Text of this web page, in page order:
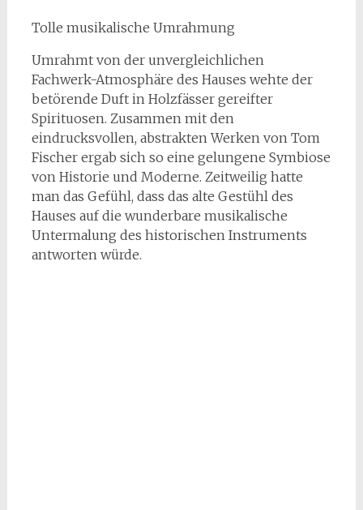
Tolle musikalische Umrahmung
Umrahmt von der unvergleichlichen
Fachwerk-Atmosphäre des Hauses wehte der
betörende Duft in Holzfässer gereifter
Spirituosen. Zusammen mit den
eindrucksvollen, abstrakten Werken von Tom
Fischer ergab sich so eine gelungene Symbiose
von Historie und Moderne. Zeitweilig hatte
man das Gefühl, dass das alte Gestühl des
Hauses auf die wunderbare musikalische
Untermalung des historischen Instruments
antworten würde.